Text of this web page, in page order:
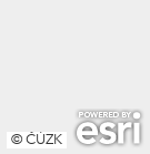
© ČÚZK